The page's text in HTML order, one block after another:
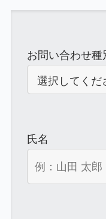
お問い合わせ種
氏名